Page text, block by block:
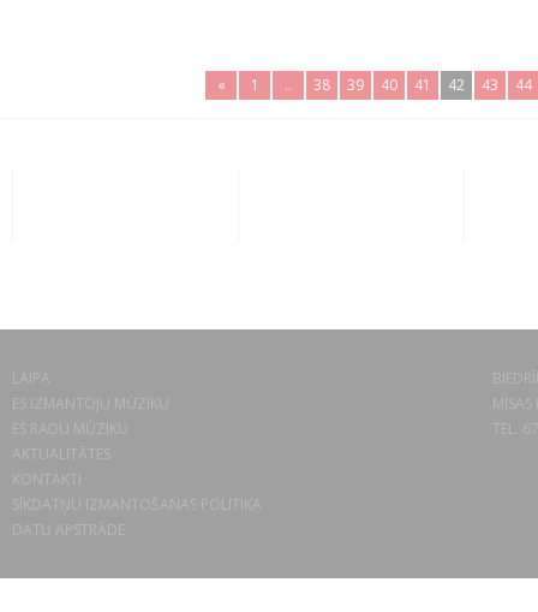
« 1 .. 38 39 40 41 42 43 44
LAIPA
ES IZMANTOJU MŪZIKU
ES RADU MŪZIKU
AKTUALITĀTES
KONTAKTI
SĪKDATŅU IZMANTOŠANAS POLITIKA
DATU APSTRĀDE
TEL.